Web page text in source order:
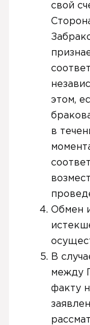
свой
этом,
в
Обмен
В
между
факту